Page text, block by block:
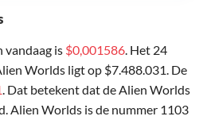
vandaag is $0,001586. Het 24
Worlds ligt op $7.488.031. De
. Dat betekent dat de Alien Worlds
Alien Worlds is de nummer 1103